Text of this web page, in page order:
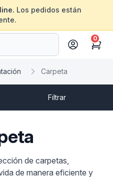
Los pedidos están
Cart
0
Carpeta
Filtrar
de carpetas,
de manera eficiente y